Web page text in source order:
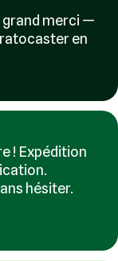
grand merci —
en
! Expédition
hésiter.